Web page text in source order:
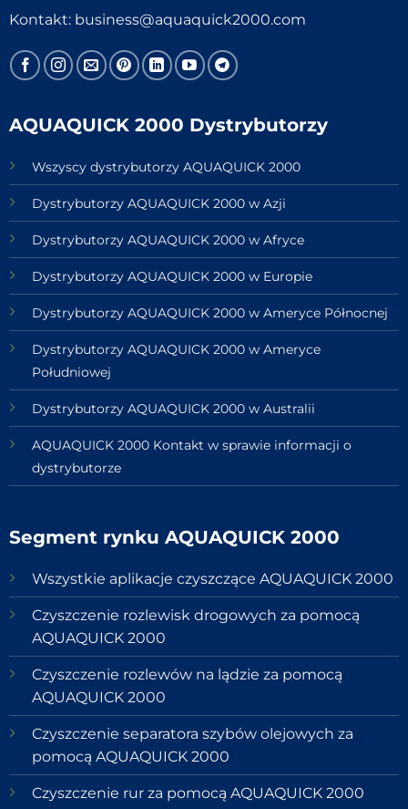
Kontakt: business@aquaquick2000.com
AQUAQUICK 2000 Dystrybutorzy
Wszyscy dystrybutorzy AQUAQUICK 2000
Dystrybutorzy AQUAQUICK 2000 w Azji
Dystrybutorzy AQUAQUICK 2000 w Afryce
Dystrybutorzy AQUAQUICK 2000 w Europie
Dystrybutorzy AQUAQUICK 2000 w Ameryce Północnej
Dystrybutorzy AQUAQUICK 2000 w Ameryce
Południowej
Dystrybutorzy AQUAQUICK 2000 w Australii
AQUAQUICK 2000 Kontakt w sprawie informacji o
dystrybutorze
Segment rynku AQUAQUICK 2000
Wszystkie aplikacje czyszczące AQUAQUICK 2000
Czyszczenie rozlewisk drogowych za pomocą
AQUAQUICK 2000
Czyszczenie rozlewów na lądzie za pomocą
AQUAQUICK 2000
Czyszczenie separatora szybów olejowych za
pomocą AQUAQUICK 2000
Czyszczenie rur za pomocą AQUAQUICK 2000